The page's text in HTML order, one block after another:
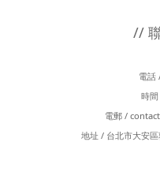
//
電話
時
電郵 /
地址 / 台北市大安